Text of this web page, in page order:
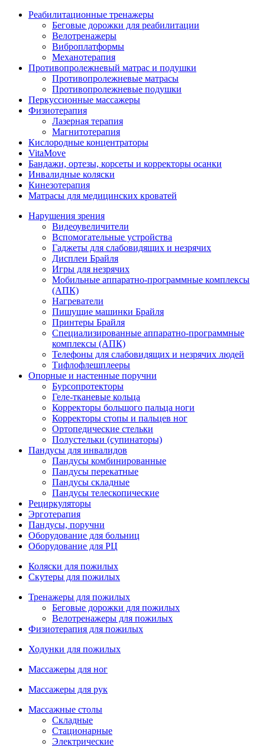
Реабилитационные тренажеры
Беговые дорожки для реабилитации
Велотренажеры
Виброплатформы
Механотерапия
Противопролежневый матрас и подушки
Противопролежневые матрасы
Противопролежневые подушки
Перкуссионные массажеры
Физиотерапия
Лазерная терапия
Магнитотерапия
Кислородные концентраторы
VitaMove
Бандажи, ортезы, корсеты и корректоры осанки
Инвалидные коляски
Кинезотерапия
Матрасы для медицинских кроватей
Нарушения зрения
Видеоувеличители
Вспомогательные устройства
Гаджеты для слабовидящих и незрячих
Дисплеи Брайля
Игры для незрячих
Мобильные аппаратно-программные комплексы
(АПК)
Нагреватели
Пишущие машинки Брайля
Принтеры Брайля
Специализированные аппаратно-программные
комплексы (АПК)
Телефоны для слабовидящих и незрячих людей
Тифлофлешплееры
Опорные и настенные поручни
Бурсопротекторы
Геле-тканевые кольца
Корректоры большого пальца ноги
Корректоры стопы и пальцев ног
Ортопедические стельки
Полустельки (супинаторы)
Пандусы для инвалидов
Пандусы комбинированные
Пандусы перекатные
Пандусы складные
Пандусы телескопические
Рециркуляторы
Эрготерапия
Пандусы, поручни
Оборудование для больниц
Оборудование для РЦ
Коляски для пожилых
Скутеры для пожилых
Тренажеры для пожилых
Беговые дорожки для пожилых
Велотренажеры для пожилых
Физиотерапия для пожилых
Ходунки для пожилых
Массажеры для ног
Массажеры для рук
Массажные столы
Складные
Стационарные
Электрические